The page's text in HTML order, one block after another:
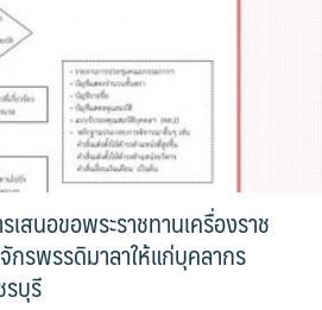
สนอขอพระราชทานเครื่องราช
รพรรดิมาลาให้แก่บุคลากร
บุรี